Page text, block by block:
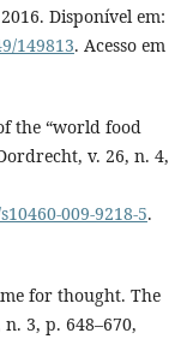
Disponível em:
149813. Acesso em
the “world food
v. 26, n. 4,
009-9218-5.
for thought. The
3, p. 648–670,